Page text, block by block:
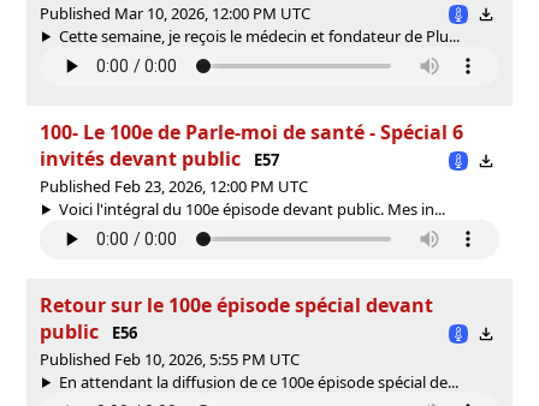
Published Mar 10, 2026, 12:00 PM UTC
Cette semaine, je reçois le médecin et fondateur de Plu...
100- Le 100e de Parle-moi de santé - Spécial 6
invités devant public
E57
Published Feb 23, 2026, 12:00 PM UTC
Voici l'intégral du 100e épisode devant public. Mes in...
Retour sur le 100e épisode spécial devant
public
E56
Published Feb 10, 2026, 5:55 PM UTC
En attendant la diffusion de ce 100e épisode spécial de...